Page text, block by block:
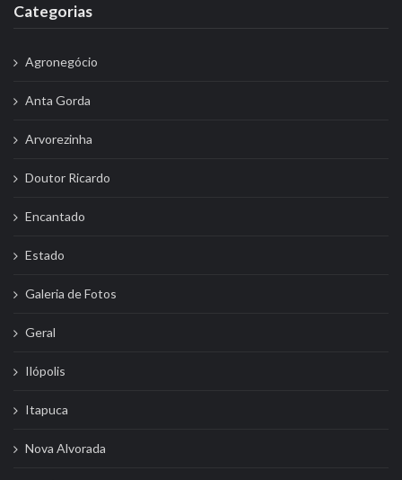
Categorias
Agronegócio
Anta Gorda
Arvorezinha
Doutor Ricardo
Encantado
Estado
Galeria de Fotos
Geral
Ilópolis
Itapuca
Nova Alvorada